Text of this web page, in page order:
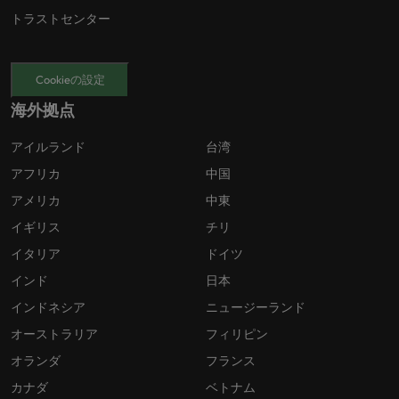
トラストセンター
Cookieの設定
海外拠点
アイルランド
アフリカ
アメリカ
イギリス
イタリア
インド
インドネシア
オーストラリア
オランダ
カナダ
台湾
中国
中東
チリ
ドイツ
日本
ニュージーランド
フィリピン
フランス
ベトナム